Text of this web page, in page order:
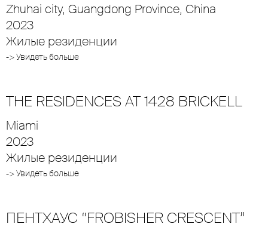
Zhuhai city, Guangdong Province, China
2023
Жилые резиденции
-> Увидеть больше
THE RESIDENCES AT 1428 BRICKELL
Miami
2023
Жилые резиденции
-> Увидеть больше
ПЕНТХАУС “FROBISHER CRESCENT”